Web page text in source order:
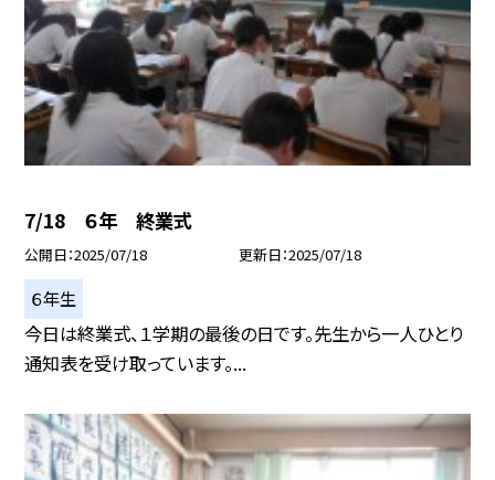
7/18 ６年 終業式
公開日 2025/07/18 更新日 2025/07/18
６年生
今日は終業式、１学期の最後の日です。先生から一人ひとり
通知表を受け取っています。...